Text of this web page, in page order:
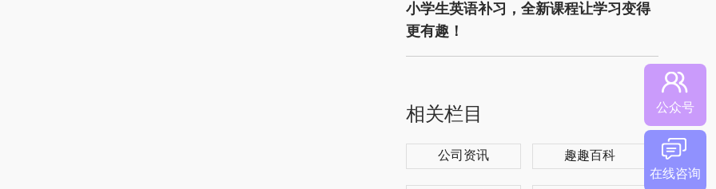
小学生英语补习，全新课程让学习变得
更有趣！
相关栏目
公司资讯 趣趣百科
公众号
在线咨询